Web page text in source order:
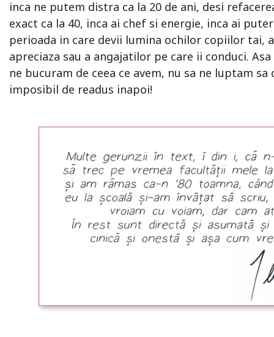
inca ne putem distra ca la 20 de ani, desi
exact ca la 40, inca ai chef si energie, inca ai
perioada in care devii lumina ochilor copiilor tai,
apreciaza sau a angajatilor pe care ii conduci.
ne bucuram de ceea ce avem, nu sa ne luptam sa
imposibil de readus inapoi!